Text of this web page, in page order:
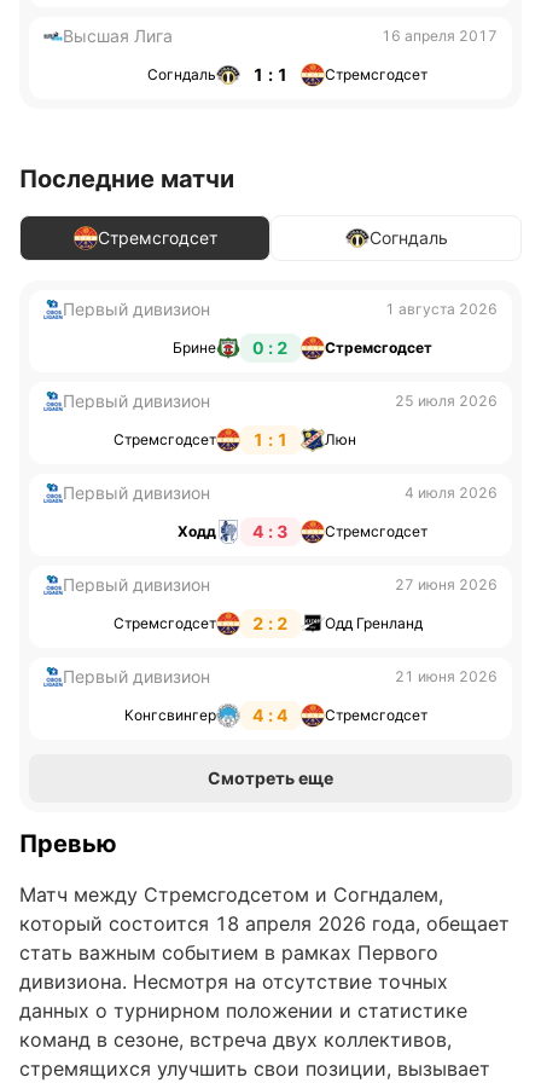
Высшая Лига 16 апреля 2017
Согндаль 1 : 1 Стремсгодсет
Последние матчи
Стремсгодсет Согндаль
Первый дивизион 1 августа 2026
Брине 0 : 2 Стремсгодсет
Первый дивизион 25 июля 2026
Стремсгодсет 1 : 1 Люн
Первый дивизион 4 июля 2026
Ходд 4 : 3 Стремсгодсет
Первый дивизион 27 июня 2026
Стремсгодсет 2 : 2 Одд Гренланд
Первый дивизион 21 июня 2026
Конгсвингер 4 : 4 Стремсгодсет
Смотреть еще
Превью
Матч между Стремсгодсетом и Согндалем,
который состоится 18 апреля 2026 года, обещает
стать важным событием в рамках Первого
дивизиона. Несмотря на отсутствие точных
данных о турнирном положении и статистике
команд в сезоне, встреча двух коллективов,
стремящихся улучшить свои позиции, вызывает